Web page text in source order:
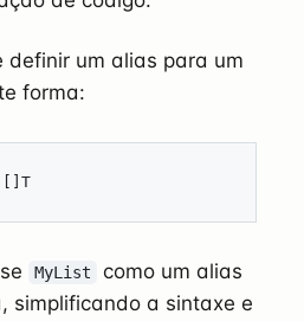
definir um alias para um
forma:
[] T
MyList
como um alias
simplificando a sintaxe e